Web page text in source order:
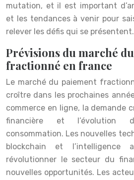
mutation, et il est important
et les tendances à venir pour
relever les défis qui se présentent.
Prévisions du marché
fractionné en france
Le marché du paiement
croître dans les prochaines
commerce en ligne, la demande
financière et l’évolution
consommation. Les nouvelles
blockchain et l’intelligence
révolutionner le secteur du
nouvelles opportunités. Les